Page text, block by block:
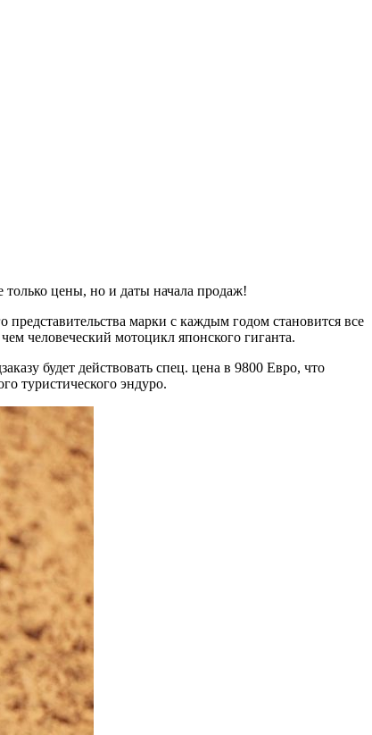
только цены, но и даты начала продаж!
марки с каждым годом становится все
человеческий мотоцикл японского гиганта.
будет действовать спец. цена в 9800 Евро, что
туристического эндуро.